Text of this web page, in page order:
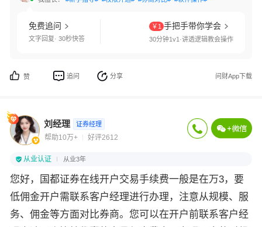
免费追问
文字回复· 30秒快答
￥1 手把手带你学会
30分钟1v1·讲透逻辑教会操作
赞 追问 分享 问财App下载
刘经理 证券经理
帮助10万+ 好评2612
从业认证 从业3年
您好，国都证券在线开户交易手续费一般是在万3，要
低佣金开户需联系客户经理进行办理，注意从规模、服
务、佣金等方面对比券商。您可以在开户前联系客户经